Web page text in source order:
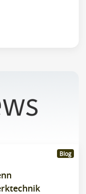
Blog